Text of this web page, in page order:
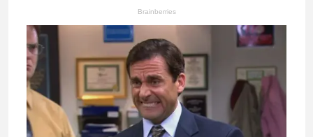
Brainberries